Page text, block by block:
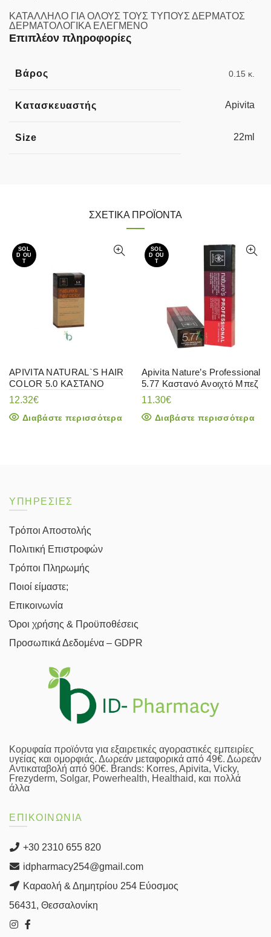
ΚΑΤΑΛΛΗΛΟ ΓΙΑ ΟΛΟΥΣ ΤΟΥΣ ΤΥΠΟΥΣ ΔΕΡΜΑΤΟΣ
ΔΕΡΜΑΤΟΛΟΓΙΚΑ ΕΛΕΓΜΕΝΟ
Επιπλέον πληροφορίες
Βάρος 0.15 κ.
Κατασκευαστής Apivita
Size 22ml
ΣΧΕΤΙΚΆ ΠΡΟΪΌΝΤΑ
SOL
D OU
T
APIVITA NATURAL`S HAIR
COLOR 5.0 ΚΑΣΤΑΝΟ
12.32€
Διαβάστε περισσότερα
SOL
D OU
T
Apivita Nature’s Professional
5.77 Καστανό Ανοιχτό Μπεζ
11.30€
Διαβάστε περισσότερα
ΥΠΗΡΕΣΙΕΣ
Τρόποι Αποστολής
Πολιτική Επιστροφών
Τρόποι Πληρωμής
Ποιοί είμαστε;
Επικοινωνία
Όροι χρήσης & Προϋποθέσεις
Προσωπικά Δεδομένα – GDPR
Κορυφαία προϊόντα για εξαιρετικές αγοραστικές εμπειρίες
υγείας και ομορφιάς. Δωρεάν μεταφορικά από 49€. Δωρεάν
Αντικαταβολή από 90€. Brands: Korres, Apivita, Vicky,
Frezyderm, Solgar, Powerhealth, Healthaid, και πολλά
άλλα
ΕΠΙΚΟΙΝΩΝΙΑ
+30 2310 655 820
idpharmacy254@gmail.com
Καραολή & Δημητρίου 254 Εύοσμος
56431, Θεσσαλονίκη